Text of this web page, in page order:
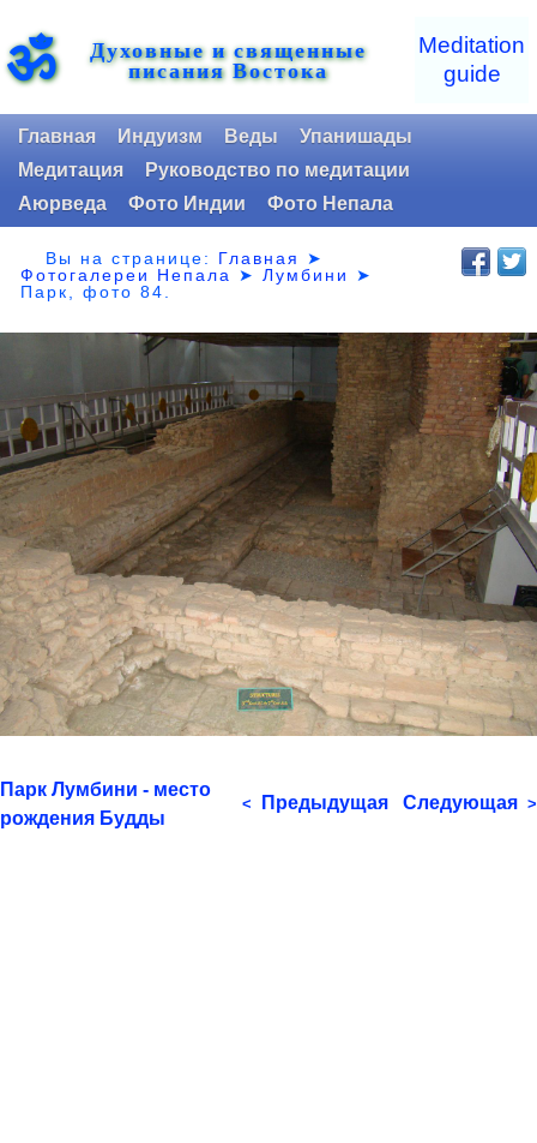
ॐ Духовные и священные
писания Востока
Meditation
guide
Главная Индуизм Веды
Упанишады
Медитация
Руководство по медитации
Аюрведа
Фото Индии Фото Непала
Вы на странице: Главная
➤
Фотогалереи Непала
➤Лумбини
➤
Парк,фото 84.
Парк Лумбини - место
рождения Будды
< Предыдущая Следующая >